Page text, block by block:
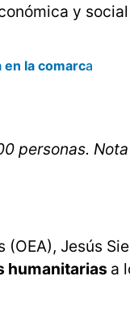
y
en la comarca
personas.
Jesús
humanitarias a